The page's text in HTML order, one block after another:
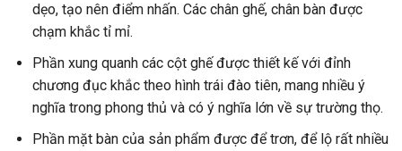
dẹo, tạo nên điểm nhấn. Các chân ghế, chân bàn được
chạm khắc tỉ mỉ.
Phần xung quanh các cột ghế được thiết kế với đỉnh
chương đục khắc theo hình trái đào tiên, mang nhiều ý
nghĩa trong phong thủ và có ý nghĩa lớn về sự trường thọ.
Phần mặt bàn của sản phẩm được để trơn, để lộ rất nhiều